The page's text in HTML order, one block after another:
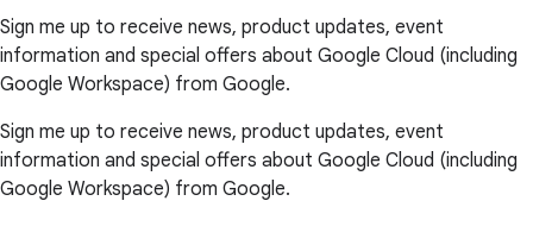
Sign me up to receive news, product updates, event
information and special offers about Google Cloud (including
Google Workspace) from Google.
Sign me up to receive news, product updates, event
information and special offers about Google Cloud (including
Google Workspace) from Google.